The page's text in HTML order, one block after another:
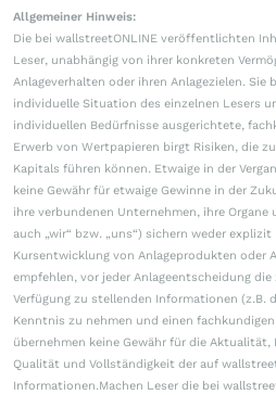
Allgemeiner Hinweis:
Die bei wallstreetONLINE veröffentlichten
Leser, unabhängig von ihrer konkreten
Anlageverhalten oder ihren Anlagezielen. Sie
individuelle Situation des einzelnen Lesers
individuellen Bedürfnisse ausgerichtete,
Erwerb von Wertpapieren birgt Risiken, die
Kapitals führen können. Etwaige in der
keine Gewähr für etwaige Gewinne in der
ihre verbundenen Unternehmen, ihre
auch „wir“ bzw. „uns“) sichern weder
Kursentwicklung von Anlageprodukten oder
empfehlen, vor jeder Anlageentscheidung
Verfügung zu stellenden Informationen (z.B.
Kenntnis zu nehmen und einen
übernehmen keine Gewähr für die
Qualität und Vollständigkeit der auf
Informationen.Machen Leser die bei